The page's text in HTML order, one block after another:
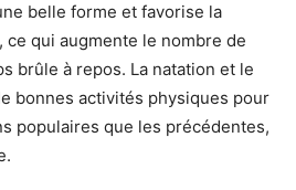
belle forme et favorise la
qui augmente le nombre de
brûle à repos. La natation et le
bonnes activités physiques pour
populaires que les précédentes,